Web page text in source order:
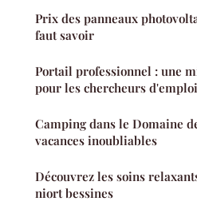
Prix des panneaux
faut savoir
Portail professionnel : une
pour les chercheurs
Camping dans le Domaine
vacances inoubliables
Découvrez les soins
niort bessines